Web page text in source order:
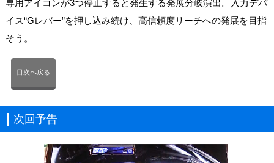
専用アイコンが3つ停止すると発生する発展分岐演出。入力デバ
イス“Gレバー”を押し込み続け、高信頼度リーチへの発展を目指
そう。
目次へ戻る
次回予告